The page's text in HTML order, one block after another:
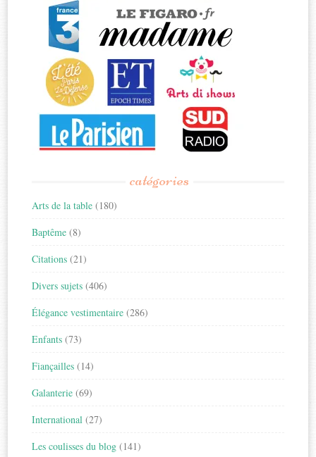
catégories
Arts de la table (180)
Baptême (8)
Citations (21)
Divers sujets (406)
Élégance vestimentaire (286)
Enfants (73)
Fiançailles (14)
Galanterie (69)
International (27)
Les coulisses du blog (141)